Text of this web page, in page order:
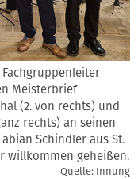
Meisterbrief
(2. von rechts) und
rechts) an seinen
Schindler aus St.
willkommen geheißen.
Quelle: Innung